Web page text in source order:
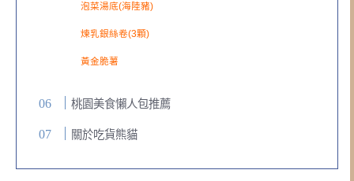
泡菜湯底(海陸豬)
煉乳銀絲卷(3顆)
黃金脆薯
桃園美食懶人包推薦
關於吃貨熊貓